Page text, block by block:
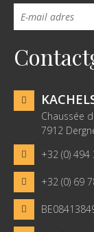
Chaussée
7912
+32 (0)
+32 (0) 69